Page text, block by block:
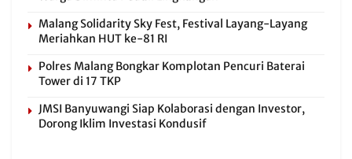
Malang Solidarity Sky Fest, Festival Layang-Layang
Meriahkan HUT ke-81 RI
Polres Malang Bongkar Komplotan Pencuri Baterai
Tower di 17 TKP
JMSI Banyuwangi Siap Kolaborasi dengan Investor,
Dorong Iklim Investasi Kondusif